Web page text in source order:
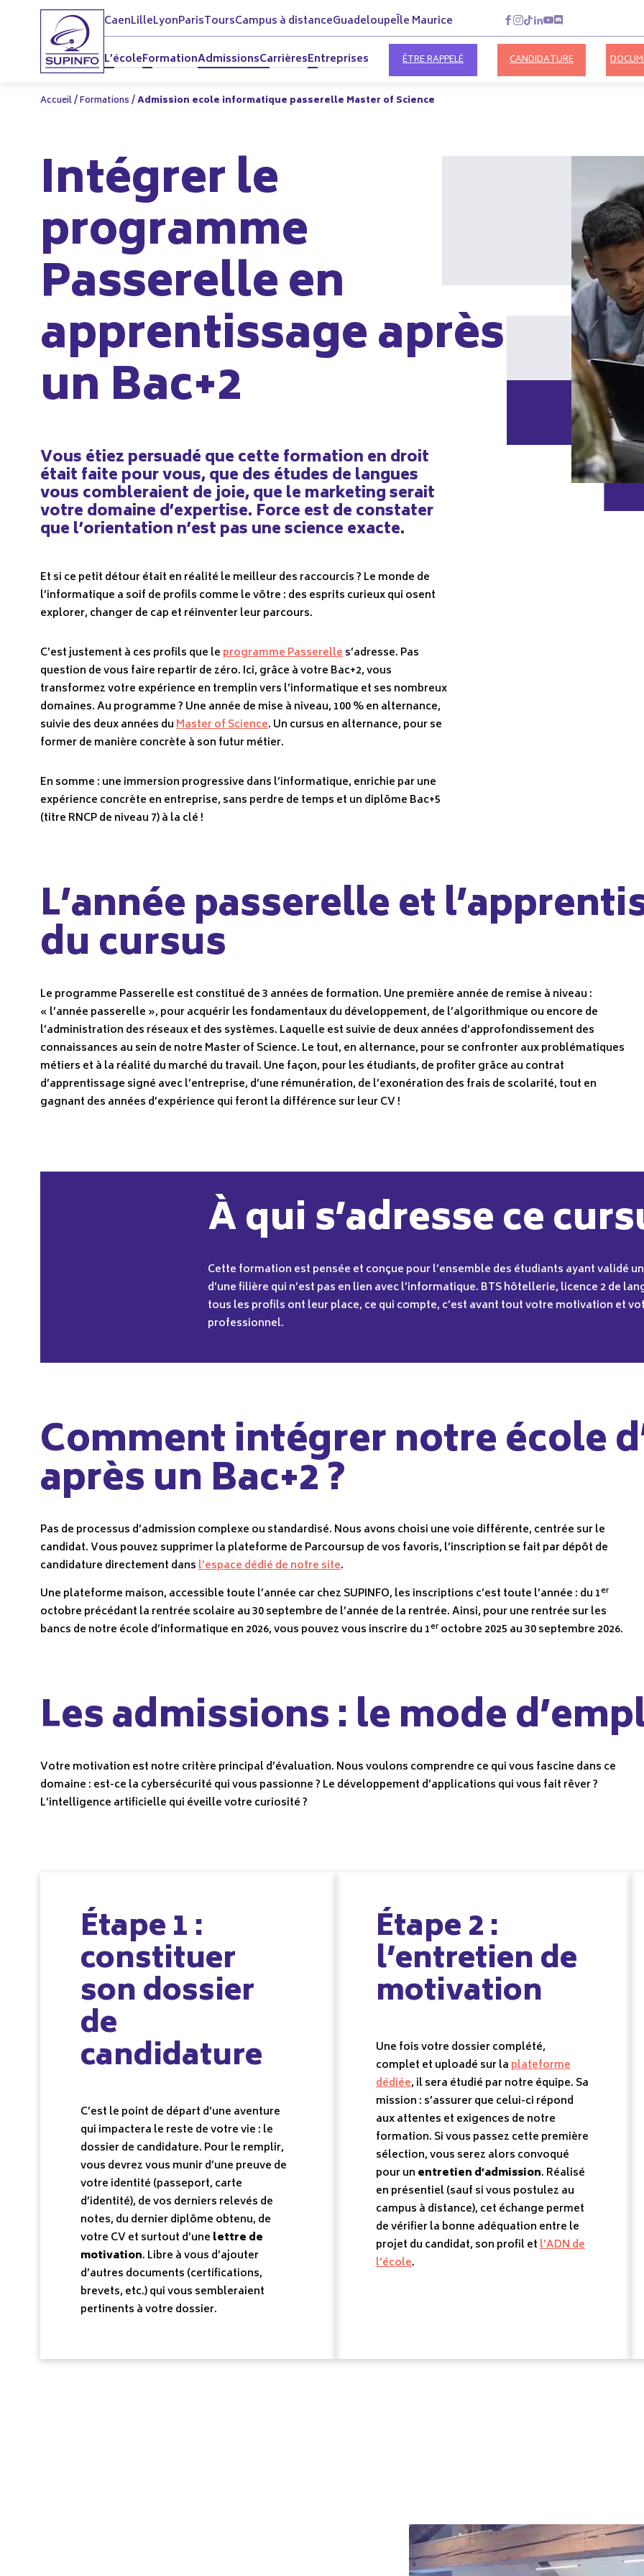
CaenLilleLyonParisToursCampus à distanceGuadeloupeÎle Maurice
L’écoleFormationAdmissionsCarrièresEntreprises ÊTRE RAPPELÉ CANDIDATURE
– Accès
Accueil/Formations/Admission ecole informatique passerelle Master of Science
Intégrer le
programme
Passerelle en
apprentissage après
un Bac+2
Vous étiez persuadé que cette formation en droit
était faite pour vous, que des études de langues
vous combleraient de joie, que le marketing serait
votre domaine d’expertise. Force est de constater
que l’orientation n’est pas une science exacte.
Et si ce petit détour était en réalité le meilleur des raccourcis ? Le monde de
l’informatique a soif de profils comme le vôtre : des esprits curieux qui osent
explorer, changer de cap et réinventer leur parcours.
C’est justement à ces profils que le programme Passerelles’adresse. Pas
question de vous faire repartir de zéro. Ici, grâce à votre Bac+2, vous
transformez votre expérience en tremplin vers l’informatique et ses nombreux
domaines. Au programme ? Une année de mise à niveau, 100 % en alternance,
suivie des deux années duMaster of Science. Un cursus en alternance, pour se
former de manière concrète à son futur métier.
En somme : une immersion progressive dans l’informatique, enrichie par une
expérience concrète en entreprise, sans perdre de temps et un diplôme Bac+5
(titre RNCP de niveau 7) à la clé !
L’année passerelle et
du cursus
Le programme Passerelle est constitué de 3 années de formation. Une première année de remise à niveau :
« l’année passerelle », pour acquérir les fondamentaux du développement, de l’algorithmique ou encore de
l’administration des réseaux et des systèmes. Laquelle est suivie de deux années d’approfondissement des
connaissances au sein de notre Master of Science. Le tout, en alternance, pour se confronter aux problématiques
métiers et à la réalité du marché du travail. Une façon, pour les étudiants, de profiter grâce au contrat
d’apprentissage signé avec l’entreprise, d’une rémunération, de l’exonération des frais de scolarité, tout en
gagnant des années d’expérience qui feront la différence sur leur CV !
À qui s’adresse ce
Cette formation est pensée et conçue pour l’ensemble des étudiants ayant validé
d’une filière qui n’est pas en lien avec l’informatique. BTS hôtellerie, licence 2 de
tous les profils ont leur place, ce qui compte, c’est avant tout votre motivation et
professionnel.
Comment intégrer notre école
après un Bac+2 ?
Pas de processus d’admission complexe ou standardisé. Nous avons choisi une voie différente, centrée sur le
candidat. Vous pouvez supprimer la plateforme de Parcoursup de vos favoris, l’inscription se fait par dépôt de
candidature directement dansl’espace dédié de notre site.
Une plateforme maison, accessible toute l’année car chez SUPINFO, les inscriptions c’est toute l’année : du 1er
octobre précédant la rentrée scolaire au 30 septembre de l’année de la rentrée. Ainsi, pour une rentrée sur les
bancs de notre école d’informatique en 2026, vous pouvez vous inscrire du 1er octobre 2025 au 30 septembre 2026.
Les admissions : le mode
Votre motivation est notre critère principal d’évaluation. Nous voulons comprendre ce qui vous fascine dans ce
domaine : est-ce la cybersécurité qui vous passionne ? Le développement d’applications qui vous fait rêver ?
L’intelligence artificielle qui éveille votre curiosité ?
Étape 1 :
constituer
son dossier
de
candidature
C’est le point de départ d’une aventure
qui impactera le reste de votre vie : le
dossier de candidature. Pour le remplir,
vous devrez vous munir d’une preuve de
votre identité (passeport, carte
d’identité), de vos derniers relevés de
notes, du dernier diplôme obtenu, de
votre CV et surtout d’une lettre de
motivation. Libre à vous d’ajouter
d’autres documents (certifications,
brevets, etc.) qui vous sembleraient
pertinents à votre dossier.
Étape 2 :
l’entretien de
motivation
Une fois votre dossier complété,
complet et uploadé sur la plateforme
dédiée, il sera étudié par notre équipe. Sa
mission : s’assurer que celui-ci répond
aux attentes et exigences de notre
formation. Si vous passez cette première
sélection, vous serez alors convoqué
pour un entretien d’admission. Réalisé
en présentiel (sauf si vous postulez au
campus à distance), cet échange permet
de vérifier la bonne adéquation entre le
projet du candidat, son profil etl’ADN de
l’école.